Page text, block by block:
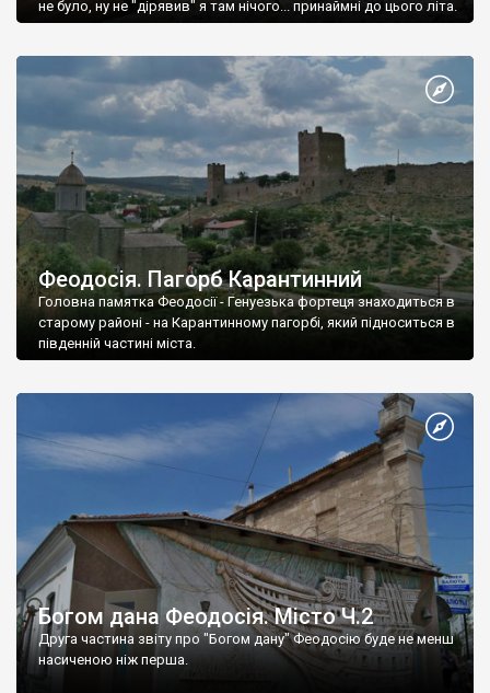
не було, ну не "дірявив" я там нічого... принаймні до цього літа.
Феодосія. Пагорб Карантинний
Головна памятка Феодосії - Генуезька фортеця знаходиться в
старому районі - на Карантинному пагорбі, який підноситься в
південній частині міста.
Богом дана Феодосія. Місто Ч.2
Друга частина звіту про "Богом дану" Феодосію буде не менш
насиченою ніж перша.